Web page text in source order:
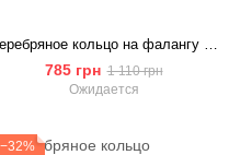
Серебряное кольцо на фалангу «Инфинити»
785 грн 1 110 грн
Ожидается
−32%